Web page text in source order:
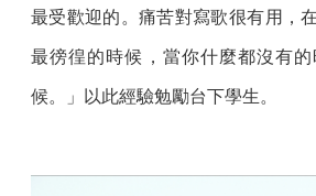
最受歡迎的。痛苦對寫歌很有用，
最徬徨的時候，當你什麼都沒有
候。」以此經驗勉勵台下學生。